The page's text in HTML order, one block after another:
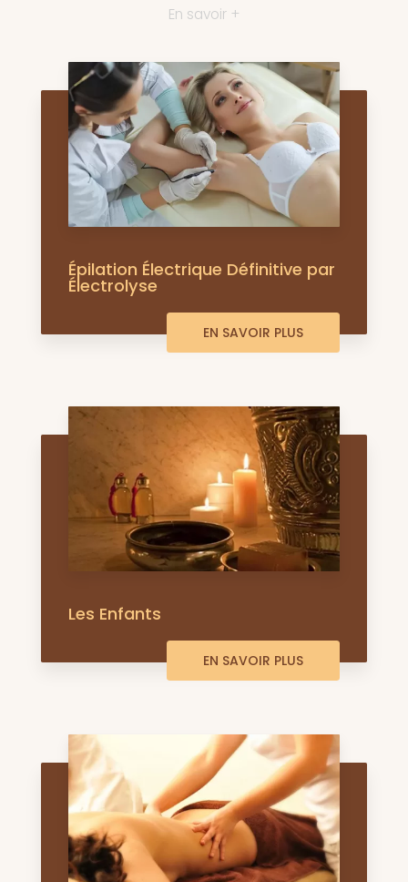
En savoir +
Épilation Électrique Définitive par
Électrolyse
EN SAVOIR PLUS
Les Enfants
EN SAVOIR PLUS